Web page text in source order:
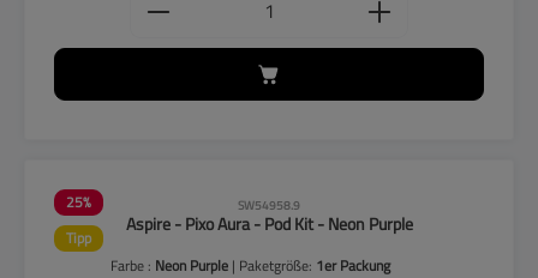
25%
Tipp
SW54958.9
Aspire - Pixo Aura - Pod Kit - Neon Purple
Farbe : Neon Purple | Paketgröße: 1er Packung